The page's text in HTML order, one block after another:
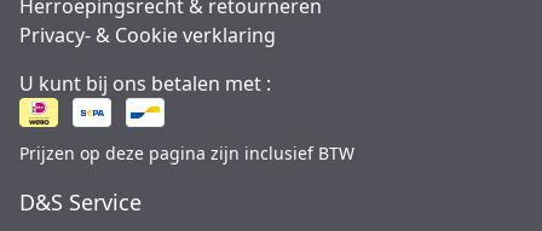
Herroepingsrecht & retourneren
Privacy- & Cookie verklaring
U kunt bij ons betalen met :
Prijzen op deze pagina zijn inclusief BTW
D&S Service